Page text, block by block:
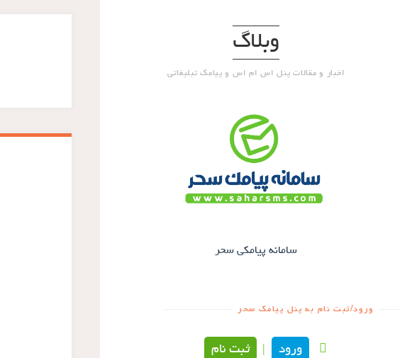
وبلاگ
اخبار و مقالات پنل اس ام اس و پیامک تبلیغاتی
سامانه پیامکی سحر
ورود/ثبت نام به پنل پیامک سحر
ورود ثبت نام